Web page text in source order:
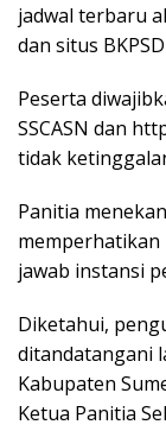
jadwal terbaru
dan situs
Peserta
SSCASN dan
tidak
Panitia
jawab instansi
Diketahui,
ditandatangani
Kabupaten
Ketua Panitia